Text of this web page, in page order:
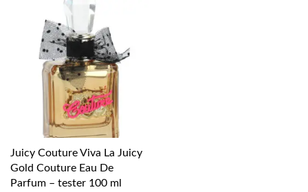
Juicy Couture Viva La Juicy
Gold Couture Eau De
Parfum – tester 100 ml